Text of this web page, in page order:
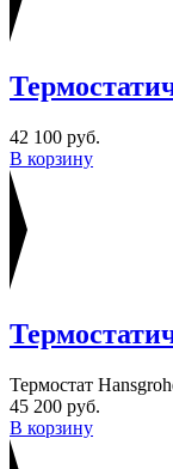
42 100 руб.
В корзину
Термостат
45 200 руб.
В корзину